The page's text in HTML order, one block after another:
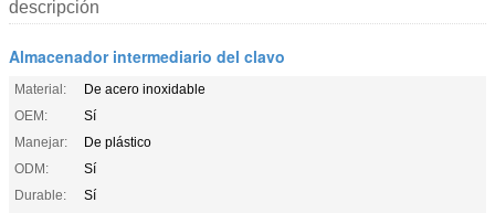
descripción
Almacenador intermediario del clavo
Material:
De acero inoxidable
OEM:
Sí
Manejar:
De plástico
ODM:
Sí
Durable:
Sí